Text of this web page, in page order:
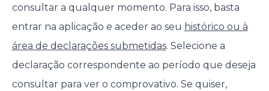
consultar a qualquer momento. Para isso, basta
entrar na aplicação e aceder ao seu histórico ou à
área de declarações submetidas. Selecione a
declaração correspondente ao período que deseja
consultar para ver o comprovativo. Se quiser,